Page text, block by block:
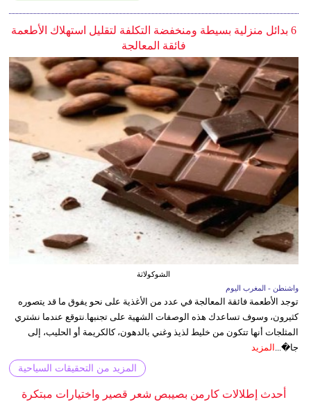
6 بدائل منزلية بسيطة ومنخفضة التكلفة لتقليل استهلاك الأطعمة
فائقة المعالجة
الشوكولاتة
واشنطن - المغرب اليوم
توجد الأطعمة فائقة المعالجة في عدد من الأغذية على نحو يفوق ما قد يتصوره
كثيرون، وسوف تساعدك هذه الوصفات الشهية على تجنبها.نتوقع عندما نشتري
المثلجات أنها تتكون من خليط لذيذ وغني بالدهون، كالكريمة أو الحليب، إلى
جا�...
المزيد
المزيد من التحقيقات السياحية
أحدث إطلالات كارمن بصيبص شعر قصير واختيارات مبتكرة